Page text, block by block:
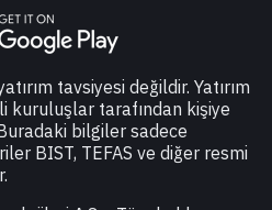
tavsiyesi değildir. Yatırım
kuruluşlar tarafından kişiye
bilgiler sadece
BIST, TEFAS ve diğer resmi